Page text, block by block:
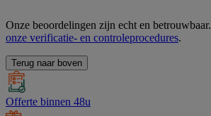
Onze beoordelingen zijn echt en betrouwbaar.
onze verificatie- en controleprocedures.
Terug naar boven
Offerte binnen 48u